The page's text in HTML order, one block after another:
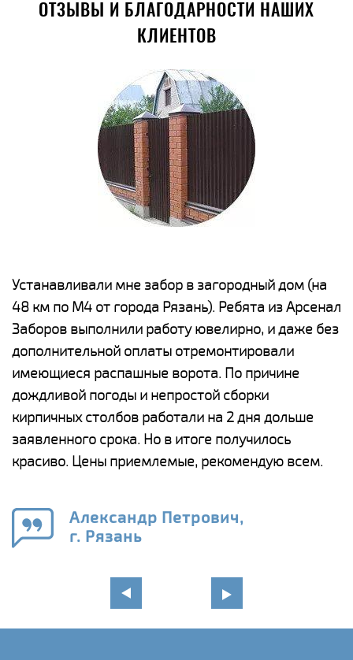
ОТЗЫВЫ И БЛАГОДАРНОСТИ НАШИХ
КЛИЕНТОВ
Устанавливали мне забор в загородный дом (на
48 км по М4 от города Рязань). Ребята из Арсенал
Заборов выполнили работу ювелирно, и даже без
дополнительной оплаты отремонтировали
имеющиеся распашные ворота. По причине
дождливой погоды и непростой сборки
кирпичных столбов работали на 2 дня дольше
заявленного срока. Но в итоге получилось
красиво. Цены приемлемые, рекомендую всем.
Александр Петрович,
г. Рязань